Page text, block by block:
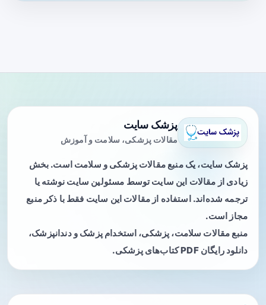
پزشک سایت
مقالات پزشکی، سلامت و آموزش
پزشک سایت، یک منبع مقالات پزشکی و سلامت است. بخش
زیادی از مقالات این سایت توسط مسئولین سایت نوشته یا
ترجمه شده‌اند. استفاده از مقالات این سایت فقط با ذکر منبع
مجاز است.
منبع مقالات سلامت، پزشکی، استخدام پزشک و دندانپزشک،
دانلود رایگان PDF کتاب‌های پزشکی.